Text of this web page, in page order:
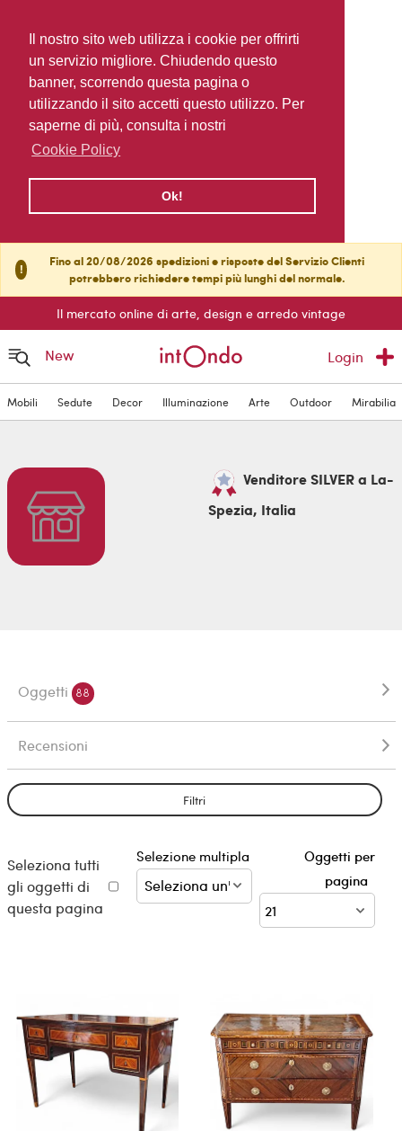
Il nostro sito web utilizza i cookie per offrirti
un servizio migliore. Chiudendo questo
banner, scorrendo questa pagina o
utilizzando il sito accetti questo utilizzo. Per
saperne di più, consulta i nostri
Cookie Policy
Ok!
!
Fino al 20/08/2026 spedizioni e risposte del Servizio Clienti
potrebbero richiedere tempi più lunghi del normale.
Il mercato online di arte, design e arredo vintage
New Login
Mobili Sedute Decor Illuminazione Arte Outdoor Mirabilia
Venditore SILVER a La-
Spezia, Italia
Oggetti 88
Recensioni
Filtri
Seleziona tutti
gli oggetti di
questa pagina
Selezione multipla
Oggetti per
pagina